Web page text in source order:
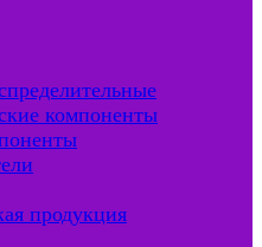
компоненты
продукция